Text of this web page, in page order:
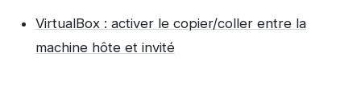
VirtualBox : activer le copier/coller entre la
machine hôte et invité